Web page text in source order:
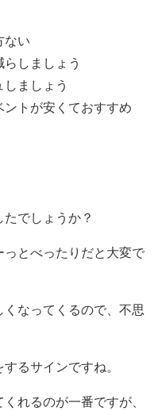
ない
らしましょう
ましょう
トが安くておすすめ
でしょうか？
とべったりだと大変で
なってくるので、不思
るサインですね。
れるのが一番ですが、